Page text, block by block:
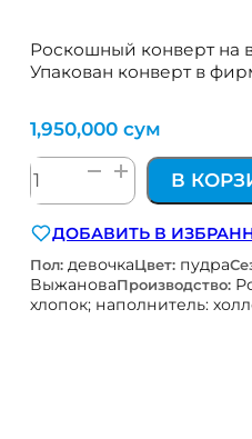
Роскошный конверт на
Упакован конверт в
1,950,000 сум
Количество
товара
роскошный
конверт
на
выписку
В
ДОБАВИТЬ В
Пол: девочкаЦвет: пудра
ВыжановаПроизводство:
хлопок; наполнитель: